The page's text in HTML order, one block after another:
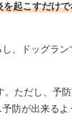
を起こすだけ
、ドッグラ
。ただし、予
防が出来る